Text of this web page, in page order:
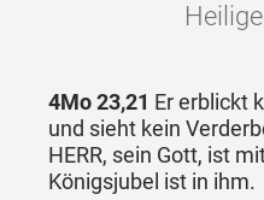
4Mo 23,21 Er erblickt
und sieht kein
HERR, sein Gott, ist
Königsjubel ist in ihm.